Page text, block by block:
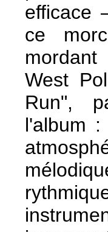
efficace
ce
West
Run",
l'album